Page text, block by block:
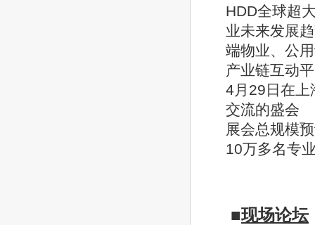
HDD全球超
业未来发展
端物业、公
产业链互动
4月29日在上
交流的盛会
展会总规模
10万多名专
■现场论坛